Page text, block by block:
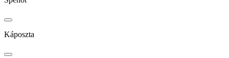
Káposzta